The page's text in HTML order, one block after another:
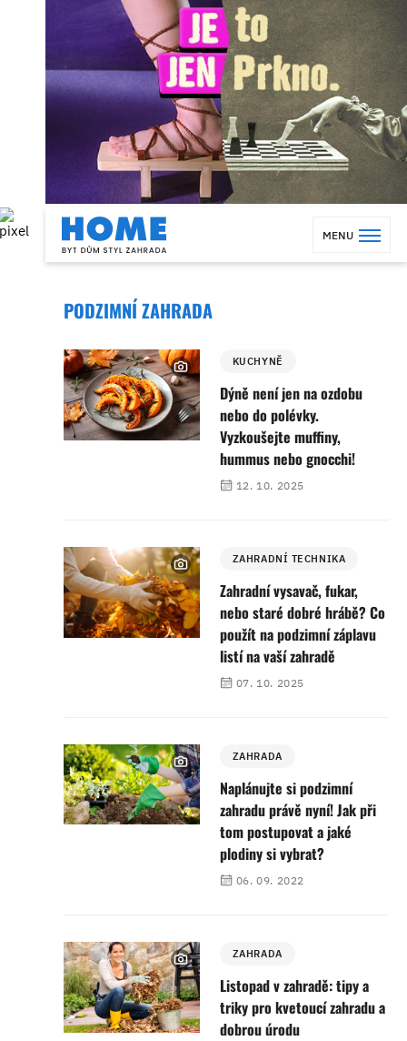
MENU
PODZIMNÍ ZAHRADA
KUCHYNĚ
Dýně není jen na ozdobu
nebo do polévky.
Vyzkoušejte muffiny,
hummus nebo gnocchi!
12. 10. 2025
ZAHRADNÍ TECHNIKA
Zahradní vysavač, fukar,
nebo staré dobré hrábě? Co
použít na podzimní záplavu
listí na vaší zahradě
07. 10. 2025
ZAHRADA
Naplánujte si podzimní
zahradu právě nyní! Jak při
tom postupovat a jaké
plodiny si vybrat?
06. 09. 2022
ZAHRADA
Listopad v zahradě: tipy a
triky pro kvetoucí zahradu a
dobrou úrodu